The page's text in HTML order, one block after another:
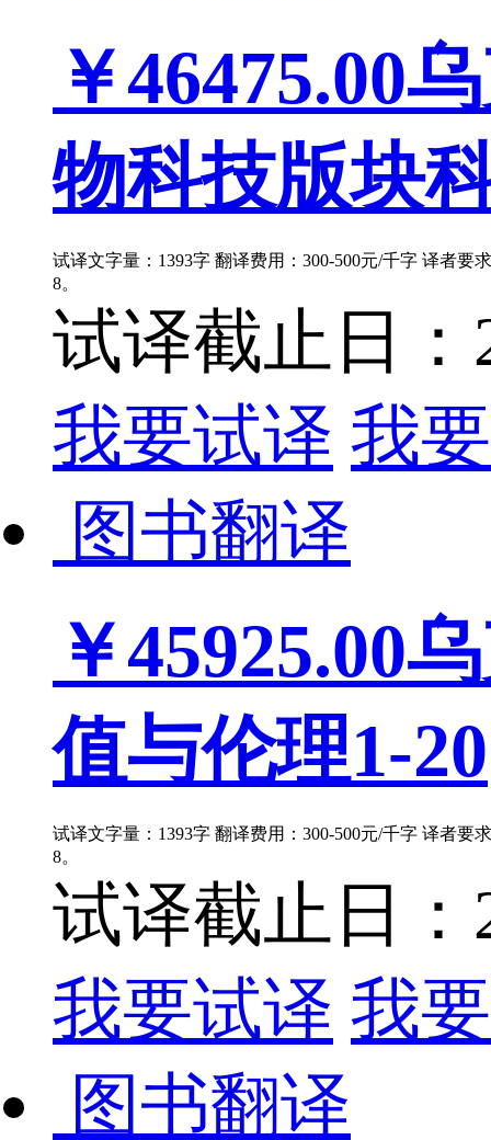
￥46475.00
物科技版块
试译文字量：1393字 翻译费用：300-500元/千字 译者要
8。
试译截止日：
我要试译 我
图书翻译
￥45925.00
值与伦理1-20
试译文字量：1393字 翻译费用：300-500元/千字 译者要
8。
试译截止日：
我要试译 我
图书翻译